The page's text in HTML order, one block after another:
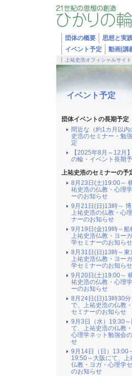
団体の概要 思想と実
イベント予定
動画[講
上祐史浩オフィシャルサイト
イベント予定
団体イベントの長期予定
間近な（約1カ月以内
史浩のセミナー・勉
定
【2025年8月～12月
の輪・イベント長期
上祐史浩のセミナーの予
8月23日(土)19:00～
祐史浩の仏教・心理
ーのお知らせ
9月21日(日)13時～
上祐史浩の仏教・心
ナーのお知らせ
9月19日(金)19時～船
上祐史浩仏教・ヨー
学セミナーのお知らせ
8月31日(日)13時～東
上祐史浩仏教・ヨー
学セミナーのお知らせ
9月20日(土)19:00～
祐史浩の仏教・心理
ーのお知らせ
8月24日(日)13時30分
で、上祐史浩の仏教
セミナーのお知らせ
9月3日（水）19:30～
て、上祐史浩の仏教・
心理学ネット勉強会
せ
9月14日（日）13:00
19:50～大阪にて、上
仏教・ヨガ・心理学
のお知らせ